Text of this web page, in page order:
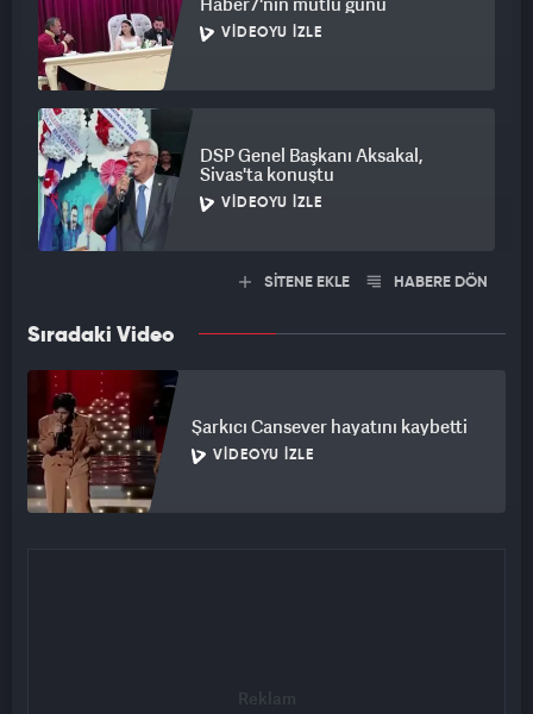
VIDEOYU İZLE
DSP Genel Başkanı Aksakal,
Sivas'ta konuştu
VIDEOYU İZLE
SİTENE EKLE HABERE DÖN
Sıradaki Video
Şarkıcı Cansever hayatını kaybetti
VIDEOYU İZLE